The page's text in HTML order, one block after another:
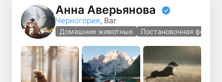
Анна Аверьянова
Черногория, Bar
Домашние животные Постановочная